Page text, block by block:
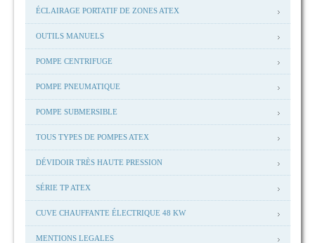
ÉCLAIRAGE PORTATIF DE ZONES ATEX
OUTILS MANUELS
POMPE CENTRIFUGE
POMPE PNEUMATIQUE
POMPE SUBMERSIBLE
TOUS TYPES DE POMPES ATEX
DÉVIDOIR TRÈS HAUTE PRESSION
SÉRIE TP ATEX
CUVE CHAUFFANTE ÉLECTRIQUE 48 KW
MENTIONS LEGALES